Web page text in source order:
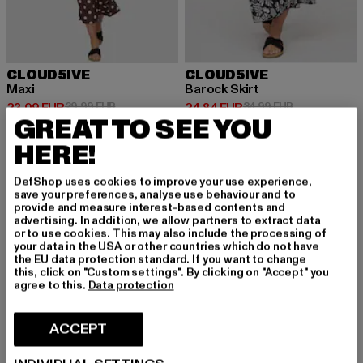
CLOUD5IVE
Maxi
23,09 EUR
Ajankohtainen hinta: 23,09 EUR
29,99 EURKampanjahinta: 29,99 EUR
CLOUD5IVE
Barock Skirt
24,84 EUR
Ajankohtainen hinta: 24,84 EUR
34,99 EUR
GREAT TO SEE YOU
HERE!
DefShop uses cookies to improve your use experience,
save your preferences, analyse use behaviour and to
provide and measure interest-based contents and
advertising. In addition, we allow partners to extract data
or to use cookies. This may also include the processing of
your data in the USA or other countries which do not have
the EU data protection standard. If you want to change
this, click on "Custom settings". By clicking on "Accept" you
agree to this. Data protection
ACCEPT